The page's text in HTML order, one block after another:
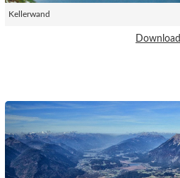
Kellerwand
Download